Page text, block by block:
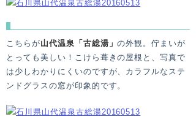
こちらが山代温泉「古総湯」の外観。佇まいが
とっても美しい！こけら葺きの屋根と、写真で
は少しわかりにくいのですが、カラフルなステ
ンドグラスの窓が印象的です。